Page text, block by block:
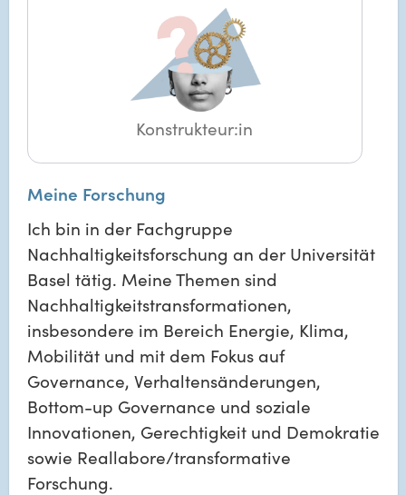
Konstrukteur:in
Meine Forschung
Ich bin in der Fachgruppe
Nachhaltigkeitsforschung an der Universität
Basel tätig. Meine Themen sind
Nachhaltigkeitstransformationen,
insbesondere im Bereich Energie, Klima,
Mobilität und mit dem Fokus auf
Governance, Verhaltensänderungen,
Bottom-up Governance und soziale
Innovationen, Gerechtigkeit und Demokratie
sowie Reallabore/transformative
Forschung.